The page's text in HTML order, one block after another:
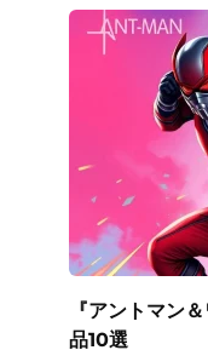
『アントマン
品10選